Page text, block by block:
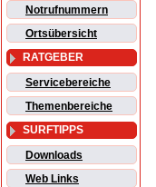
Notrufnummern
Ortsübersicht
RATGEBER
Servicebereiche
Themenbereiche
SURFTIPPS
Downloads
Web Links